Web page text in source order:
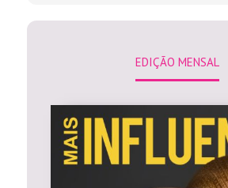
EDIÇÃO MENSAL